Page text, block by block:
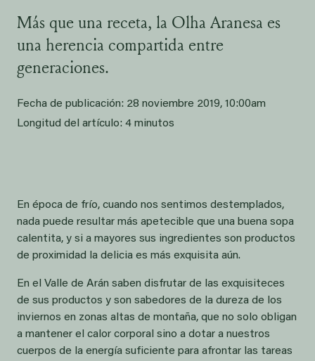
Más que una receta, la Olha Aranesa es
una herencia compartida entre
generaciones.
Fecha de publicación: 28 noviembre 2019, 10:00am
Longitud del artículo: 4 minutos
En época de frío, cuando nos sentimos destemplados,
nada puede resultar más apetecible que una buena sopa
calentita, y si a mayores sus ingredientes son productos
de proximidad la delicia es más exquisita aún.
En el Valle de Arán saben disfrutar de las exquisiteces
de sus productos y son sabedores de la dureza de los
inviernos en zonas altas de montaña, que no solo obligan
a mantener el calor corporal sino a dotar a nuestros
cuerpos de la energía suficiente para afrontar las tareas